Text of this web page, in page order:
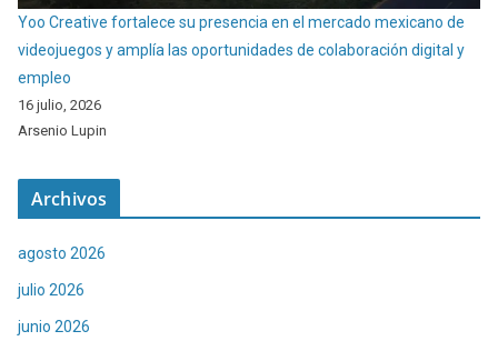
Yoo Creative fortalece su presencia en el mercado mexicano de
videojuegos y amplía las oportunidades de colaboración digital y
empleo
16 julio, 2026
Arsenio Lupin
Archivos
agosto 2026
julio 2026
junio 2026